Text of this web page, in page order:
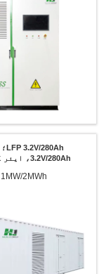
3.2V/280Ah، ایئر کولنگ
1MW/2MWh